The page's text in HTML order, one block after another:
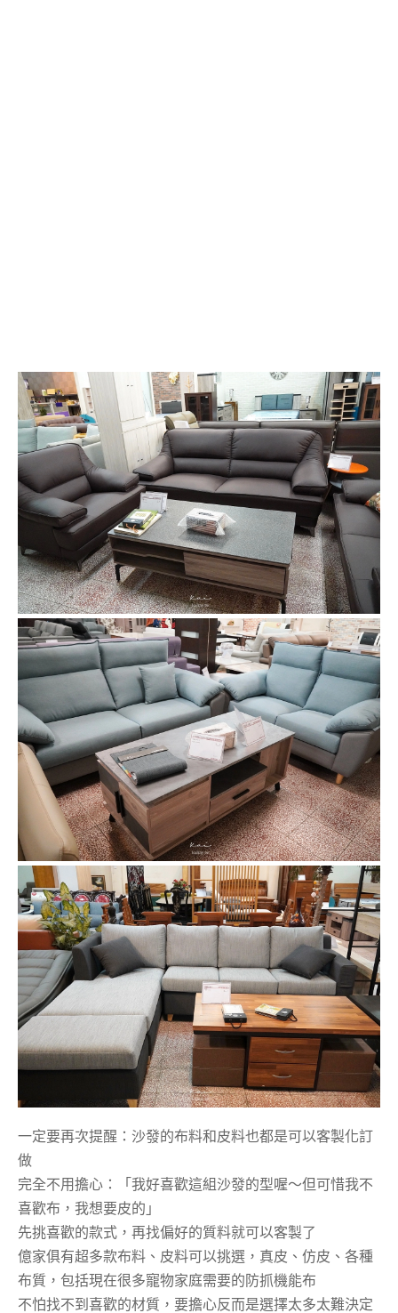
一定要再次提醒：沙發的布料和皮料也都是可以客製化訂
做
完全不用擔心：「我好喜歡這組沙發的型喔～但可惜我不
喜歡布，我想要皮的」
先挑喜歡的款式，再找偏好的質料就可以客製了
億家俱有超多款布料、皮料可以挑選，真皮、仿皮、各種
布質，包括現在很多寵物家庭需要的防抓機能布
不怕找不到喜歡的材質，要擔心反而是選擇太多太難決定